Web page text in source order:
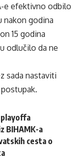
e efektivno odbilo
nakon godina
15 godina
odlučilo da ne
sada nastaviti
playoffa
BIHAMK-a
cesta o